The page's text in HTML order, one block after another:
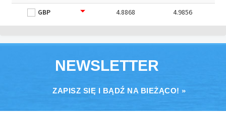
GBP
4.8868 4.9856
NEWSLETTER
ZAPISZ SIĘ I BĄDŹ NA BIEŻĄCO! »